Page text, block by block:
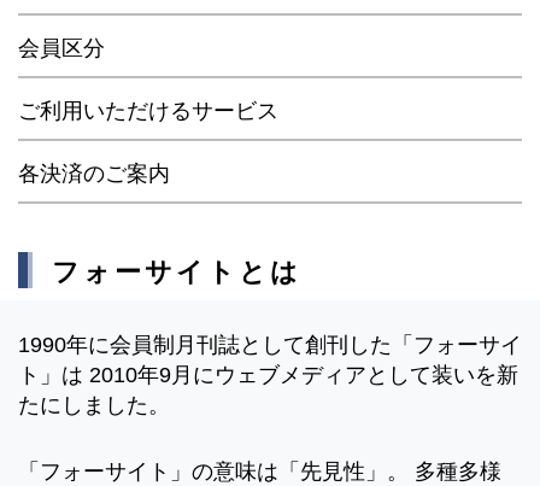
会員区分
ご利用いただけるサービス
各決済のご案内
フォーサイトとは
1990年に会員制月刊誌として創刊した「フォーサイ
ト」は 2010年9月にウェブメディアとして装いを新
たにしました。
「フォーサイト」の意味は「先見性」。 多種多様